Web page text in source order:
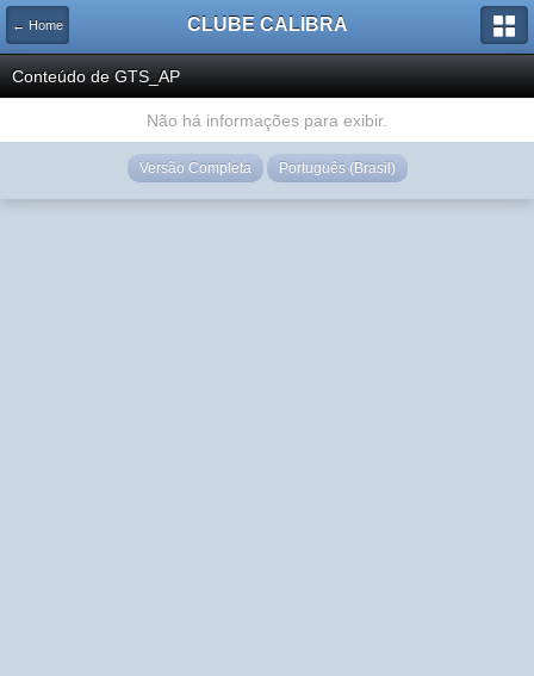
← Home CLUBE CALIBRA
Conteúdo de GTS_AP
Não há informações para exibir.
Versão Completa Português (Brasil)